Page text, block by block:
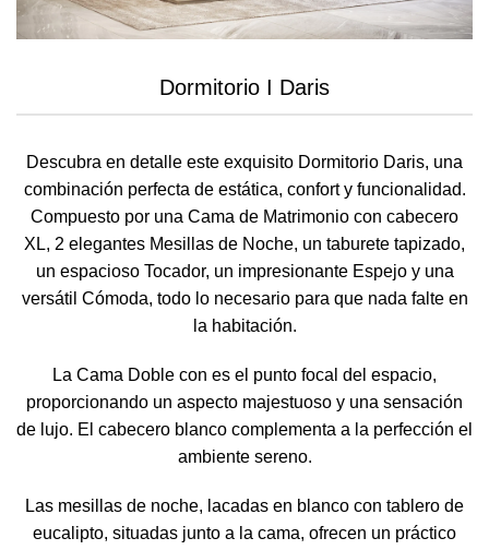
Dormitorio I Daris
Descubra en detalle este exquisito Dormitorio Daris, una
combinación perfecta de estática, confort y funcionalidad.
Compuesto por una Cama de Matrimonio con cabecero
XL, 2 elegantes Mesillas de Noche, un taburete tapizado,
un espacioso Tocador, un impresionante Espejo y una
versátil Cómoda, todo lo necesario para que nada falte en
la habitación.
La Cama Doble con es el punto focal del espacio,
proporcionando un aspecto majestuoso y una sensación
de lujo. El cabecero blanco complementa a la perfección el
ambiente sereno.
Las mesillas de noche, lacadas en blanco con tablero de
eucalipto, situadas junto a la cama, ofrecen un práctico